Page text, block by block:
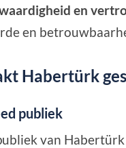
en
en
Habertürk
publiek
van